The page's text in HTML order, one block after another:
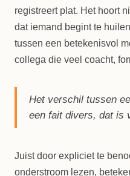
registreert plat. Het hoort
dat iemand begint te
tussen een betekenisvol
collega die veel coacht,
Het verschil tussen
een fait divers, dat is
Juist door expliciet te
onderstroom lezen,